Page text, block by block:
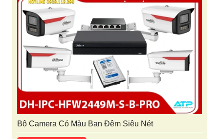
Bộ Camera Có Màu Ban Đêm Siêu Nét